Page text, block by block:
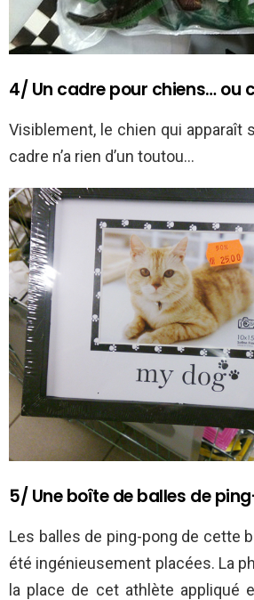
4/ Un cadre pour chiens… ou
Visiblement, le chien qui apparaît
cadre n’a rien d’un toutou…
5/ Une boîte de balles de
Les balles de ping-pong de cette
été ingénieusement placées. La
la place de cet athlète appliqué